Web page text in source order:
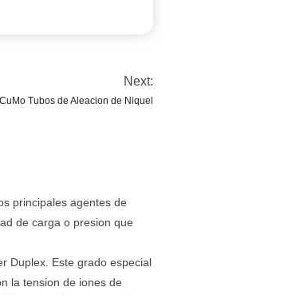
Next:
Tubos de Aleacion de Niquel
principales agentes de
de carga o presion que
Duplex. Este grado especial
la tension de iones de